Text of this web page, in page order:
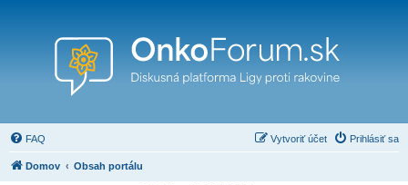
FAQ Prihlásiť sa
Vytvoriť účet
Domov Obsah portálu